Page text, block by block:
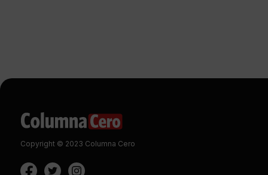
Copyright © 2023 Columna Cero